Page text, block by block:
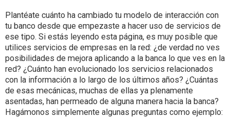
Plantéate cuánto ha cambiado tu modelo de interacción con
tu banco desde que empezaste a hacer uso de servicios de
ese tipo. Si estás leyendo esta página, es muy posible que
utilices servicios de empresas en la red: ¿de verdad no ves
posibilidades de mejora aplicando a la banca lo que ves en la
red? ¿Cuánto han evolucionado los servicios relacionados
con la información a lo largo de los últimos años? ¿Cuántas
de esas mecánicas, muchas de ellas ya plenamente
asentadas, han permeado de alguna manera hacia la banca?
Hagámonos simplemente algunas preguntas como ejemplo: